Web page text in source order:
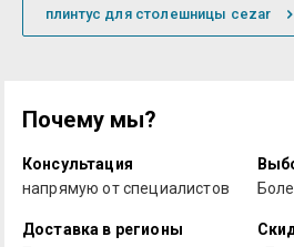
плинтус для столешницы cezar
Почему мы?
Консультация
напрямую от специалистов
Доставка в регионы